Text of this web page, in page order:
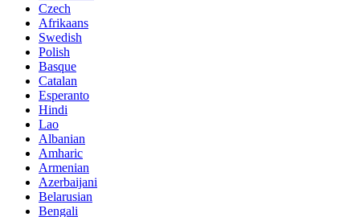
Czech
Afrikaans
Swedish
Polish
Basque
Catalan
Esperanto
Hindi
Lao
Albanian
Amharic
Armenian
Azerbaijani
Belarusian
Bengali